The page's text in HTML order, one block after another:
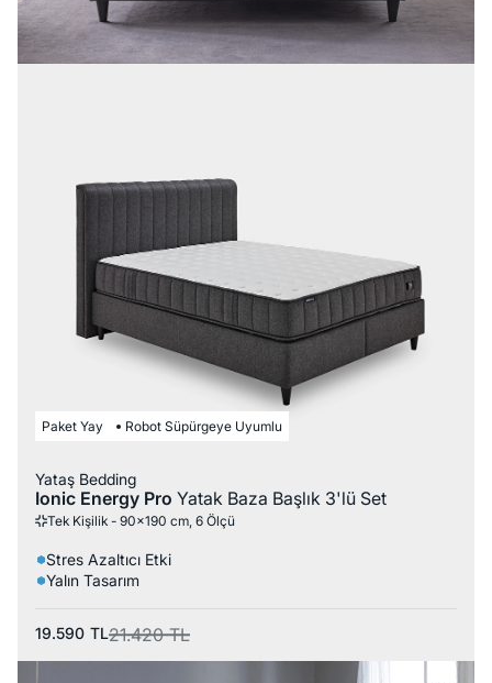
Paket Yay Robot Süpürgeye Uyumlu
Yataş Bedding
Ionic Energy Pro Yatak Baza Başlık 3'lü Set
Tek Kişilik - 90x190 cm, 6 Ölçü
Stres Azaltıcı Etki
Yalın Tasarım
21.420 TL
19.590 TL